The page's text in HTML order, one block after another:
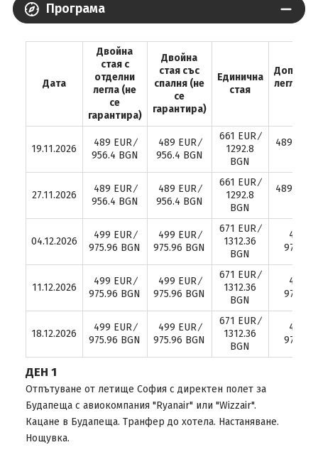
Програма
Дата
Двойна
стая с
отделни
легла (не
се
гарантира)
Двойна
стая със
спалня (не
се
гарантира)
Единична
стая
легло в
19.11.2026
489 EUR ∕
956.4 BGN
489 EUR ∕
956.4 BGN
661 EUR ∕
1292.8
BGN
489 EUR
27.11.2026
489 EUR ∕
956.4 BGN
489 EUR ∕
956.4 BGN
661 EUR ∕
1292.8
BGN
489 EUR
04.12.2026
499 EUR ∕
975.96 BGN
499 EUR ∕
975.96 BGN
671 EUR ∕
1312.36
BGN
499
975.96
11.12.2026
499 EUR ∕
975.96 BGN
499 EUR ∕
975.96 BGN
671 EUR ∕
1312.36
BGN
499
975.96
18.12.2026
499 EUR ∕
975.96 BGN
499 EUR ∕
975.96 BGN
671 EUR ∕
1312.36
BGN
499
975.96
ДЕН 1
Отпътуване от летище София с директен полет за
Будапеща с авиокомпания "Ryanair" или "Wizzair".
Кацане в Будапеща. Транфер до хотела. Настаняване.
Нощувка.